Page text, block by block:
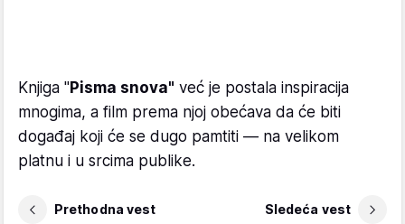
Knjiga "Pisma snova" već je postala inspiracija
mnogima, a film prema njoj obećava da će biti
događaj koji će se dugo pamtiti — na velikom
platnu i u srcima publike.
Prethodna vest Sledeća vest